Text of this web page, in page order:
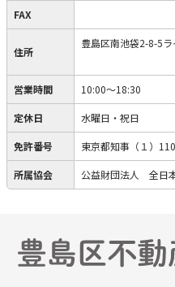
FAX
住所
豊島区南池袋2-8-5
営業時間 10:00～18:30
定休日 水曜日・祝日
免許番号 東京都知事（１）
所属協会 公益財団法人 全日